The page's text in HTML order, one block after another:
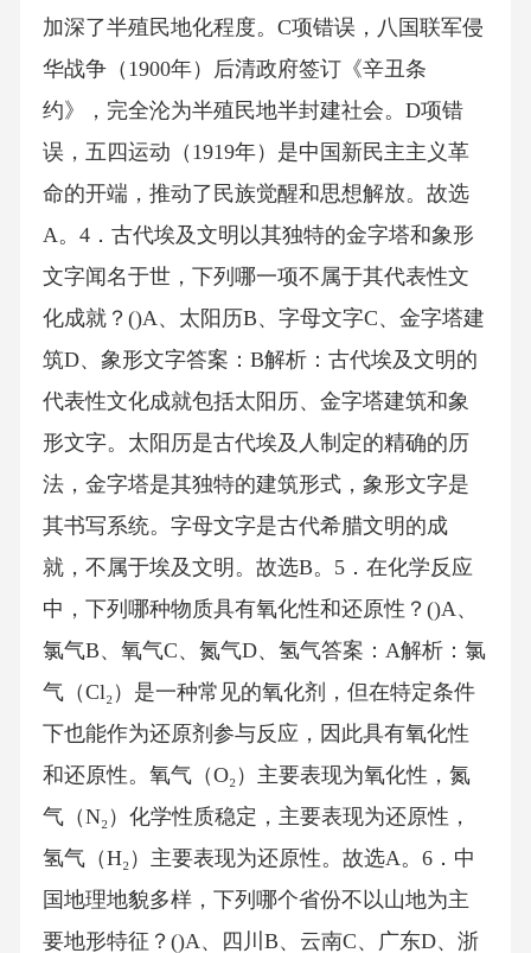
加深了半殖民地化程度。C项错误，八国联军侵
华战争（1900年）后清政府签订《辛丑条
约》，完全沦为半殖民地半封建社会。D项错
误，五四运动（1919年）是中国新民主主义革
命的开端，推动了民族觉醒和思想解放。故选
A。4．古代埃及文明以其独特的金字塔和象形
文字闻名于世，下列哪一项不属于其代表性文
化成就？()A、太阳历B、字母文字C、金字塔建
筑D、象形文字答案：B解析：古代埃及文明的
代表性文化成就包括太阳历、金字塔建筑和象
形文字。太阳历是古代埃及人制定的精确的历
法，金字塔是其独特的建筑形式，象形文字是
其书写系统。字母文字是古代希腊文明的成
就，不属于埃及文明。故选B。5．在化学反应
中，下列哪种物质具有氧化性和还原性？()A、
氯气B、氧气C、氮气D、氢气答案：A解析：氯
气（Cl₂）是一种常见的氧化剂，但在特定条件
下也能作为还原剂参与反应，因此具有氧化性
和还原性。氧气（O₂）主要表现为氧化性，氮
气（N₂）化学性质稳定，主要表现为还原性，
氢气（H₂）主要表现为还原性。故选A。6．中
国地理地貌多样，下列哪个省份不以山地为主
要地形特征？()A、四川B、云南C、广东D、浙